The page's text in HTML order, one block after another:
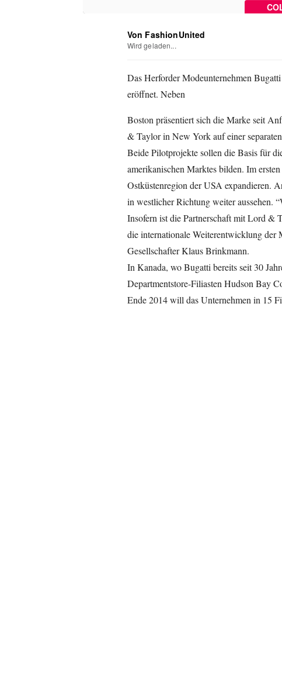
Von FashionUnited
Wird geladen...
Das Herforder Modeunternehmen
eröffnet. Neben
Boston präsentiert sich die Marke seit
& Taylor in New York auf einer
Beide Pilotprojekte sollen die Basis für
amerikanischen Marktes bilden. Im
Ostküstenregion der USA expandieren.
in westlicher Richtung weiter aussehen.
Insofern ist die Partnerschaft mit Lord &
die internationale Weiterentwicklung der
Gesellschafter Klaus Brinkmann.
In Kanada, wo Bugatti bereits seit 30
Departmentstore-Filiasten Hudson Bay
Ende 2014 will das Unternehmen in 15